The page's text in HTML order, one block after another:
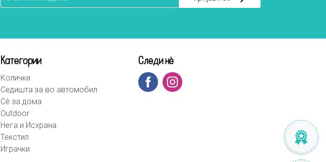
Категории
Колички
Седишта за во автомобил
Сè за дома
Outdoor
Нега и Исхрана
Текстил
Играчки
Следи нè